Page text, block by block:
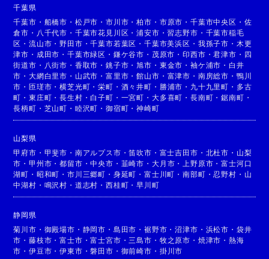
千葉県
千葉市 ・ 船橋市 ・ 松戸市 ・市川市 ・柏市 ・ 市原市 ・ 千葉市中央区 ・ 佐
倉市 ・ 八千代市 ・ 千葉市花見川区 ・浦安市 ・習志野市 ・ 千葉市稲毛
区 ・流山市 ・野田市 ・千葉市若葉区 ・千葉市美浜区 ・ 我孫子市 ・ 木更
津市 ・ 成田市 ・千葉市緑区 ・ 鎌ケ谷市 ・ 茂原市 ・印西市 ・君津市 ・ 四
街道市 ・ 八街市 ・ 香取市 ・銚子市 ・旭市 ・ 東金市 ・ 袖ケ浦市 ・ 白井
市 ・大網白里市 ・ 山武市 ・富里市 ・館山市 ・ 富津市 ・ 南房総市 ・ 鴨川
市 ・匝瑳市 ・横芝光町 ・栄町 ・ 酒々井町 ・ 勝浦市 ・ 九十九里町 ・ 多古
町 ・東庄町 ・長生村 ・ 白子町 ・ 一宮町 ・ 大多喜町 ・ 長南町 ・鋸南町 ・
長柄町 ・ 芝山町 ・ 睦沢町 ・御宿町 ・神崎町
山梨県
甲府市 ・ 甲斐市 ・ 南アルプス市 ・笛吹市 ・ 富士吉田市 ・ 北杜市 ・ 山梨
市 ・甲州市 ・都留市 ・中央市 ・ 韮崎市 ・ 大月市 ・ 上野原市 ・富士河口
湖町 ・ 昭和町 ・市川三郷町 ・ 身延町 ・富士川町 ・南部町 ・忍野村 ・ 山
中湖村 ・ 鳴沢村 ・ 道志村 ・西桂町 ・早川町
静岡県
菊川市 ・ 御殿場市 ・ 静岡市 ・ 島田市 ・裾野市 ・沼津市 ・ 浜松市 ・ 袋井
市 ・藤枝市 ・富士市 ・富士宮市 ・ 三島市 ・ 牧之原市 ・ 焼津市 ・ 熱海
市 ・伊豆市 ・伊東市 ・磐田市 ・ 御前崎市 ・ 掛川市